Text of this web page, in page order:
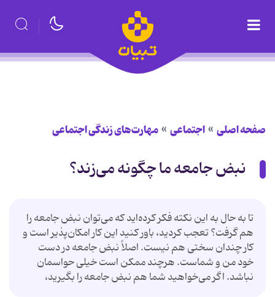
صفحه اصلی اجتماعی مهارت‌های زندگی اجتماعی
نبض جامعه ما چگونه می‌زند؟
تا به حال به این نكته فكر كرده‌اید كه می‌توان نبض جامعه را
هم گرفت؟ تعجب كردید، باور كنید این كار امكان‌پذیر است و
كار چندان سختی هم نیست. اصلاً نبض جامعه در دست
خود من و شماست. هرچند ممكن است خیلی حواسمان
نباشد. اگر می‌خواهید شما هم نبض جامعه را بگیرید،